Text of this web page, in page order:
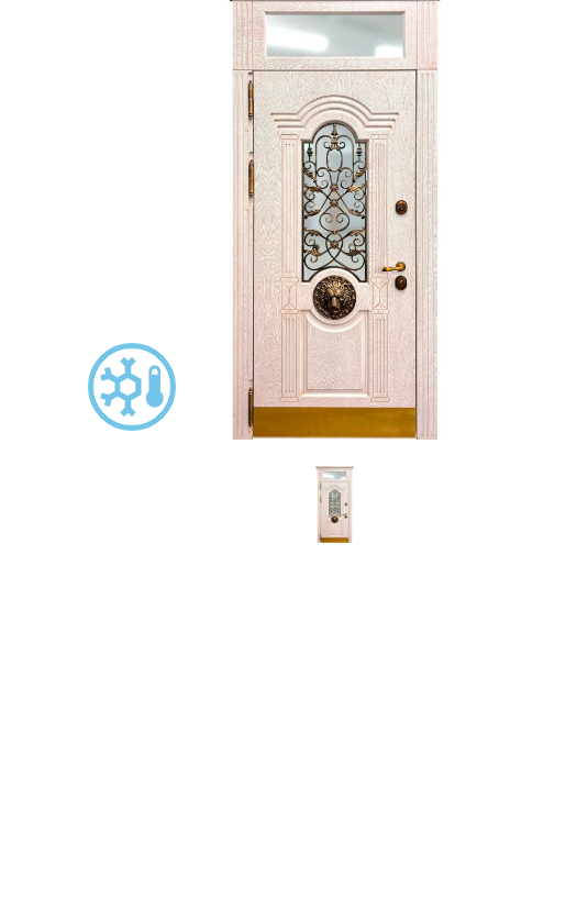
С выдавленным рисунком(35)
(571)
С геометрическим рисунком (46)
(29)
Для магазина
Для электрощитовой
В лифтовые холлы